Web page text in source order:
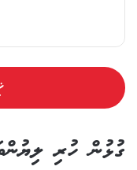
ގުޅުން ހުރި